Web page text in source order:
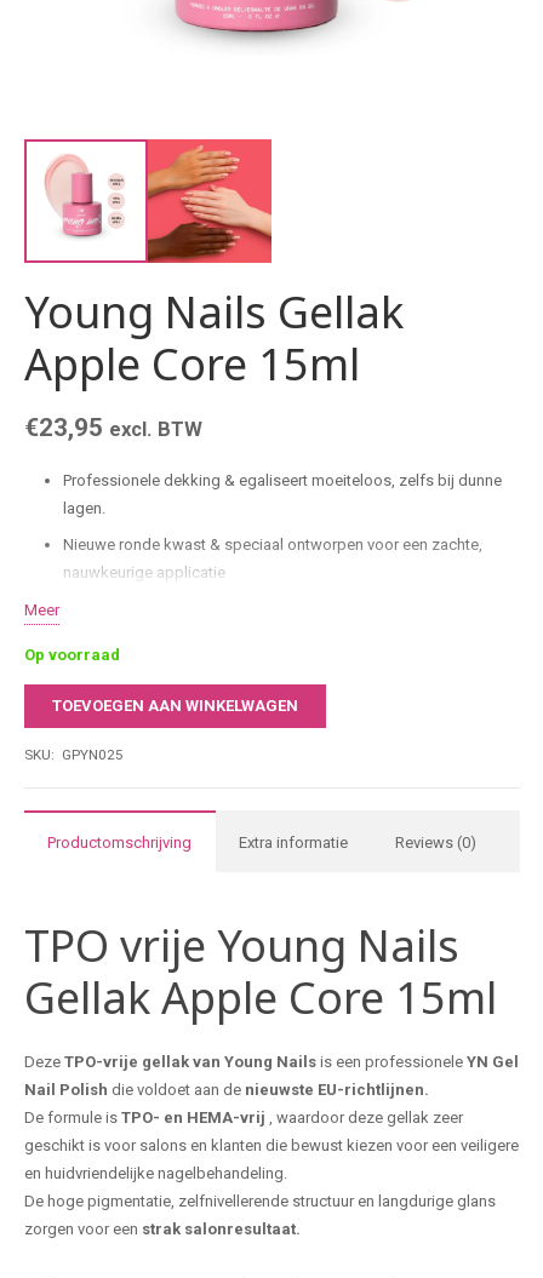
Young Nails Gellak
Apple Core 15ml
€23,95 excl. BTW
Professionele dekking & egaliseert moeiteloos, zelfs bij dunne
lagen.
Nieuwe ronde kwast & speciaal ontworpen voor een zachte,
nauwkeurige applicatie
15 ml salonformaat & ideaal voor intensief gebruik in
Meer
Op voorraad
Nails
TOEVOEGEN AAN WINKELWAGEN
SKU: GPYN025
Productomschrijving Extra informatie Reviews (0)
TPO vrije Young Nails
Gellak Apple Core 15ml
Deze TPO-vrije gellak van Young Nailsis een professionele YN Gel
Nail Polish die voldoet aan de nieuwste EU-richtlijnen.
De formule is TPO- en HEMA-vrij , waardoor deze gellak zeer
geschikt is voor salons en klanten die bewust kiezen voor een veiligere
en huidvriendelijke nagelbehandeling.
De hoge pigmentatie, zelfnivellerende structuur en langdurige glans
zorgen voor een strak salonresultaat.